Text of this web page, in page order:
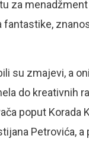
za
su zmajevi, a
do kreativnih
poput
Petrovića,